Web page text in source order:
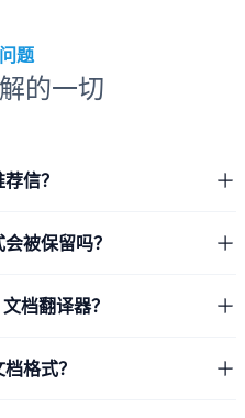
题
的一切
信？
被保留吗？
档翻译器？
格式？